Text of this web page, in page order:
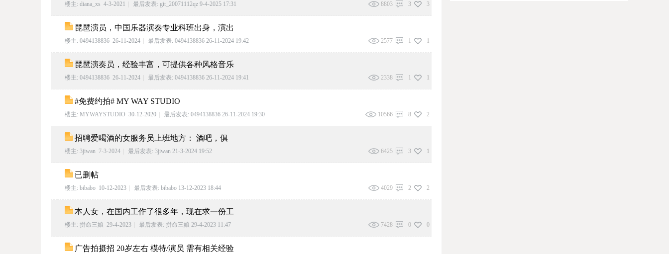
楼主: diana_xs 4-3-2021 最后发表: git_20071112qz 9-4-2025 17:31 8803 3 3
琵琶演员，中国乐器演奏专业科班出身，演出
楼主: 0494138836 26-11-2024 最后发表: 0494138836 26-11-2024 19:42 2577 1 1
琵琶演奏员，经验丰富，可提供各种风格音乐
楼主: 0494138836 26-11-2024 最后发表: 0494138836 26-11-2024 19:41 2338 1 1
#免费约拍# MY WAY STUDIO
楼主: MYWAYSTUDIO 30-12-2020 最后发表: 0494138836 26-11-2024 19:30 10566 8 2
招聘爱喝酒的女服务员上班地方： 酒吧，俱
楼主: 3jiwan 7-3-2024 最后发表: 3jiwan 21-3-2024 19:52 6425 3 1
已删帖
楼主: bibabo 10-12-2023 最后发表: bibabo 13-12-2023 18:44 4029 2 2
本人女，在国内工作了很多年，现在求一份工
楼主: 拼命三娘 29-4-2023 最后发表: 拼命三娘 29-4-2023 11:47 7428 0 0
广告拍摄招 20岁左右 模特/演员 需有相关经验